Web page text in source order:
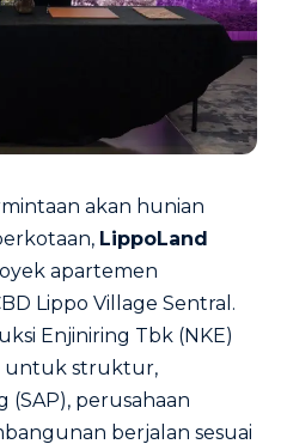
akan hunian
LippoLand
apartemen
Lippo Village Sentral.
Enjiniring Tbk (NKE)
untuk struktur,
perusahaan
berjalan sesuai